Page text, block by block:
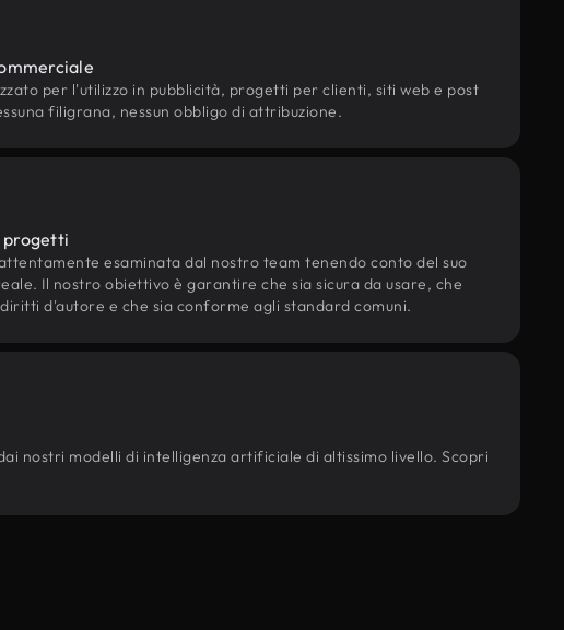
per l'utilizzo in pubblicità, progetti per clienti, siti web e post
filigrana, nessun obbligo di attribuzione.
progetti
esaminata dal nostro team tenendo conto del suo
Il nostro obiettivo è garantire che sia sicura da usare, che
d'autore e che sia conforme agli standard comuni.
nostri modelli di intelligenza artificiale di altissimo livello. Scopri